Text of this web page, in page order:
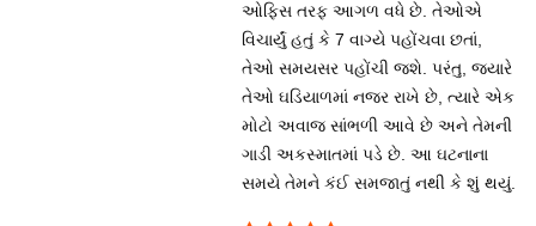
ઓફિસ તરફ આગળ વધે છે. તેઓએ
વિચાર્યું હતું કે 7 વાગ્યે પહોંચવા છતાં,
તેઓ સમયસર પહોંચી જશે. પરંતુ, જ્યારે
તેઓ ઘડિયાળમાં નજર રાખે છે, ત્યારે એક
મોટો અવાજ સાંભળી આવે છે અને તેમની
ગાડી અકસ્માતમાં પડે છે. આ ઘટનાના
સમયે તેમને કંઈ સમજાતું નથી કે શું થયું.